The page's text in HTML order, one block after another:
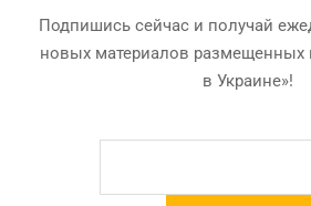
Подпишись сейчас и получай
новых материалов размещенных
в Украине»!